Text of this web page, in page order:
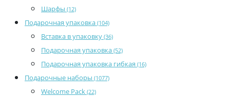
Шарфы (12)
Подарочная упаковка (104)
Вставка в упаковку (36)
Подарочная упаковка (52)
Подарочная упаковка гибкая (16)
Подарочные наборы (1077)
Welcome Pack (22)